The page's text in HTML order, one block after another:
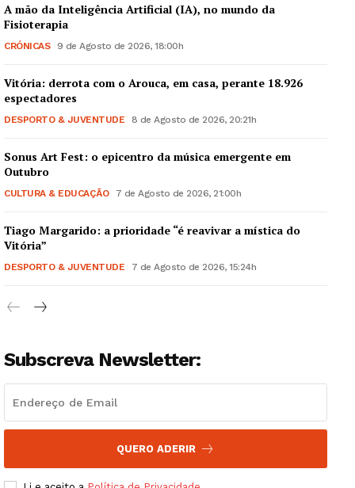
Guimarães, agora!
Institucional
Artigos
Edição Digital
Grande Entrevista
A mão da Inteligência Artificial (IA), no mundo da
Fisioterapia
CRÓNICAS 9 de Agosto de 2026, 18:00h
Vitória: derrota com o Arouca, em casa, perante 18.926
espectadores
DESPORTO & JUVENTUDE 8 de Agosto de 2026, 20:21h
Sonus Art Fest: o epicentro da música emergente em
Outubro
CULTURA & EDUCAÇÃO 7 de Agosto de 2026, 21:00h
Tiago Margarido: a prioridade “é reavivar a mística do
Vitória”
DESPORTO & JUVENTUDE 7 de Agosto de 2026, 15:24h
Subscreva Newsletter:
QUERO ADERIR